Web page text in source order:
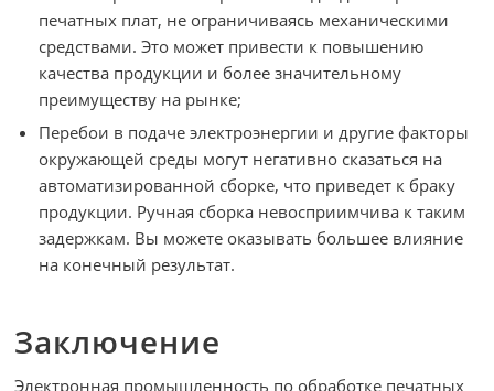
печатных плат, не ограничиваясь механическими
средствами. Это может привести к повышению
качества продукции и более значительному
преимуществу на рынке;
Перебои в подаче электроэнергии и другие факторы
окружающей среды могут негативно сказаться на
автоматизированной сборке, что приведет к браку
продукции. Ручная сборка невосприимчива к таким
задержкам. Вы можете оказывать большее влияние
на конечный результат.
Заключение
Электронная промышленность по обработке печатных